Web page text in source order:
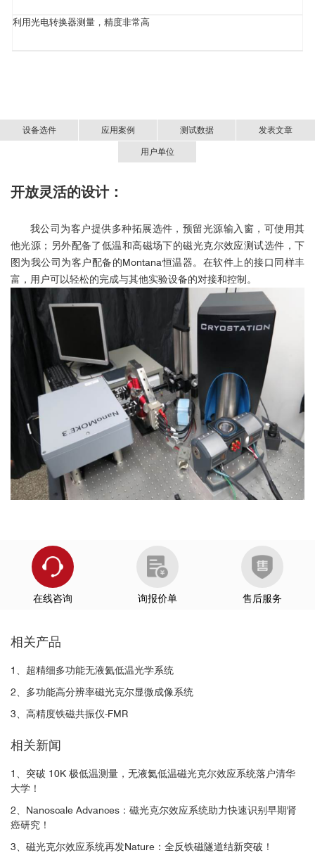
利用光电转换器测量，精度非常高
设备选件 应用案例 测试数据 发表文章
用户单位
开放灵活的设计：
我公司为客户提供多种拓展选件，预留光源输入窗，可使用其
他光源；另外配备了低温和高磁场下的磁光克尔效应测试选件，下
图为我公司为客户配备的Montana恒温器。在软件上的接口同样丰
富，用户可以轻松的完成与其他实验设备的对接和控制。
■ 无液氦低温磁光克尔助力金属-绝缘体转变研
无液氦低温磁光克尔效应系
统-CryoMOKE
0.7 0.3 3
Nature Communications
图1 金属-绝缘体电阻开关的磁光成像 a.磁光测量示意图，在器件区
加磁场。在整个测量时间内，电压偏置保持不中断。b. 同时记录I–V
曲线（中心）和MOKE xy成像图（侧面）。图中的亮区对应于铁磁
LSMO。总视场为90×140μm
垒，并随着外加电压的增加而不断扩展。I–V图中的插图显示了势垒
应于记录的三个器件区域（使用罗马数字标记）的局部磁滞回线。
信号为零。所有测量均在100 K下进行。
详细信息请参考：
CoPt/Ru, CoNi/Pt, CoFeB等3D存储介质研究
东京大学Satoru Nakatsuji教授课题组反铁磁材
料MnSn研究
Pattern，磁畴和动态磁畴的观测：
► 使用快速的rastering模式来探测样品表面的Pattern
首都师范大学
电子科技大学
中国科学院半导体研究所
吉林师范大学
中国科学技术大学
兰州大学
厦门大学
安徽大学
内蒙古大学
清华大学
中国科学院化学研究所
复旦大学
河北工业大学
......
在线咨询 询报价单 售后服务
相关产品
1、超精细多功能无液氦低温光学系统
2、多功能高分辨率磁光克尔显微成像系统
3、高精度铁磁共振仪-FMR
相关新闻
1、突破 10K 极低温测量，无液氦低温磁光克尔效应系统落户清华
大学！
2、Nanoscale Advances：磁光克尔效应系统助力快速识别早期肾
癌研究！
3、磁光克尔效应系统再发Nature：全反铁磁隧道结新突破！